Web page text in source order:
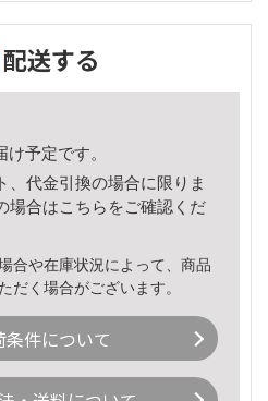
配送する
予定です。
、代金引換の場合に限りま
場合はこちら をご確認くだ
合や在庫状況によって、商品
だく場合がございます。
条件について